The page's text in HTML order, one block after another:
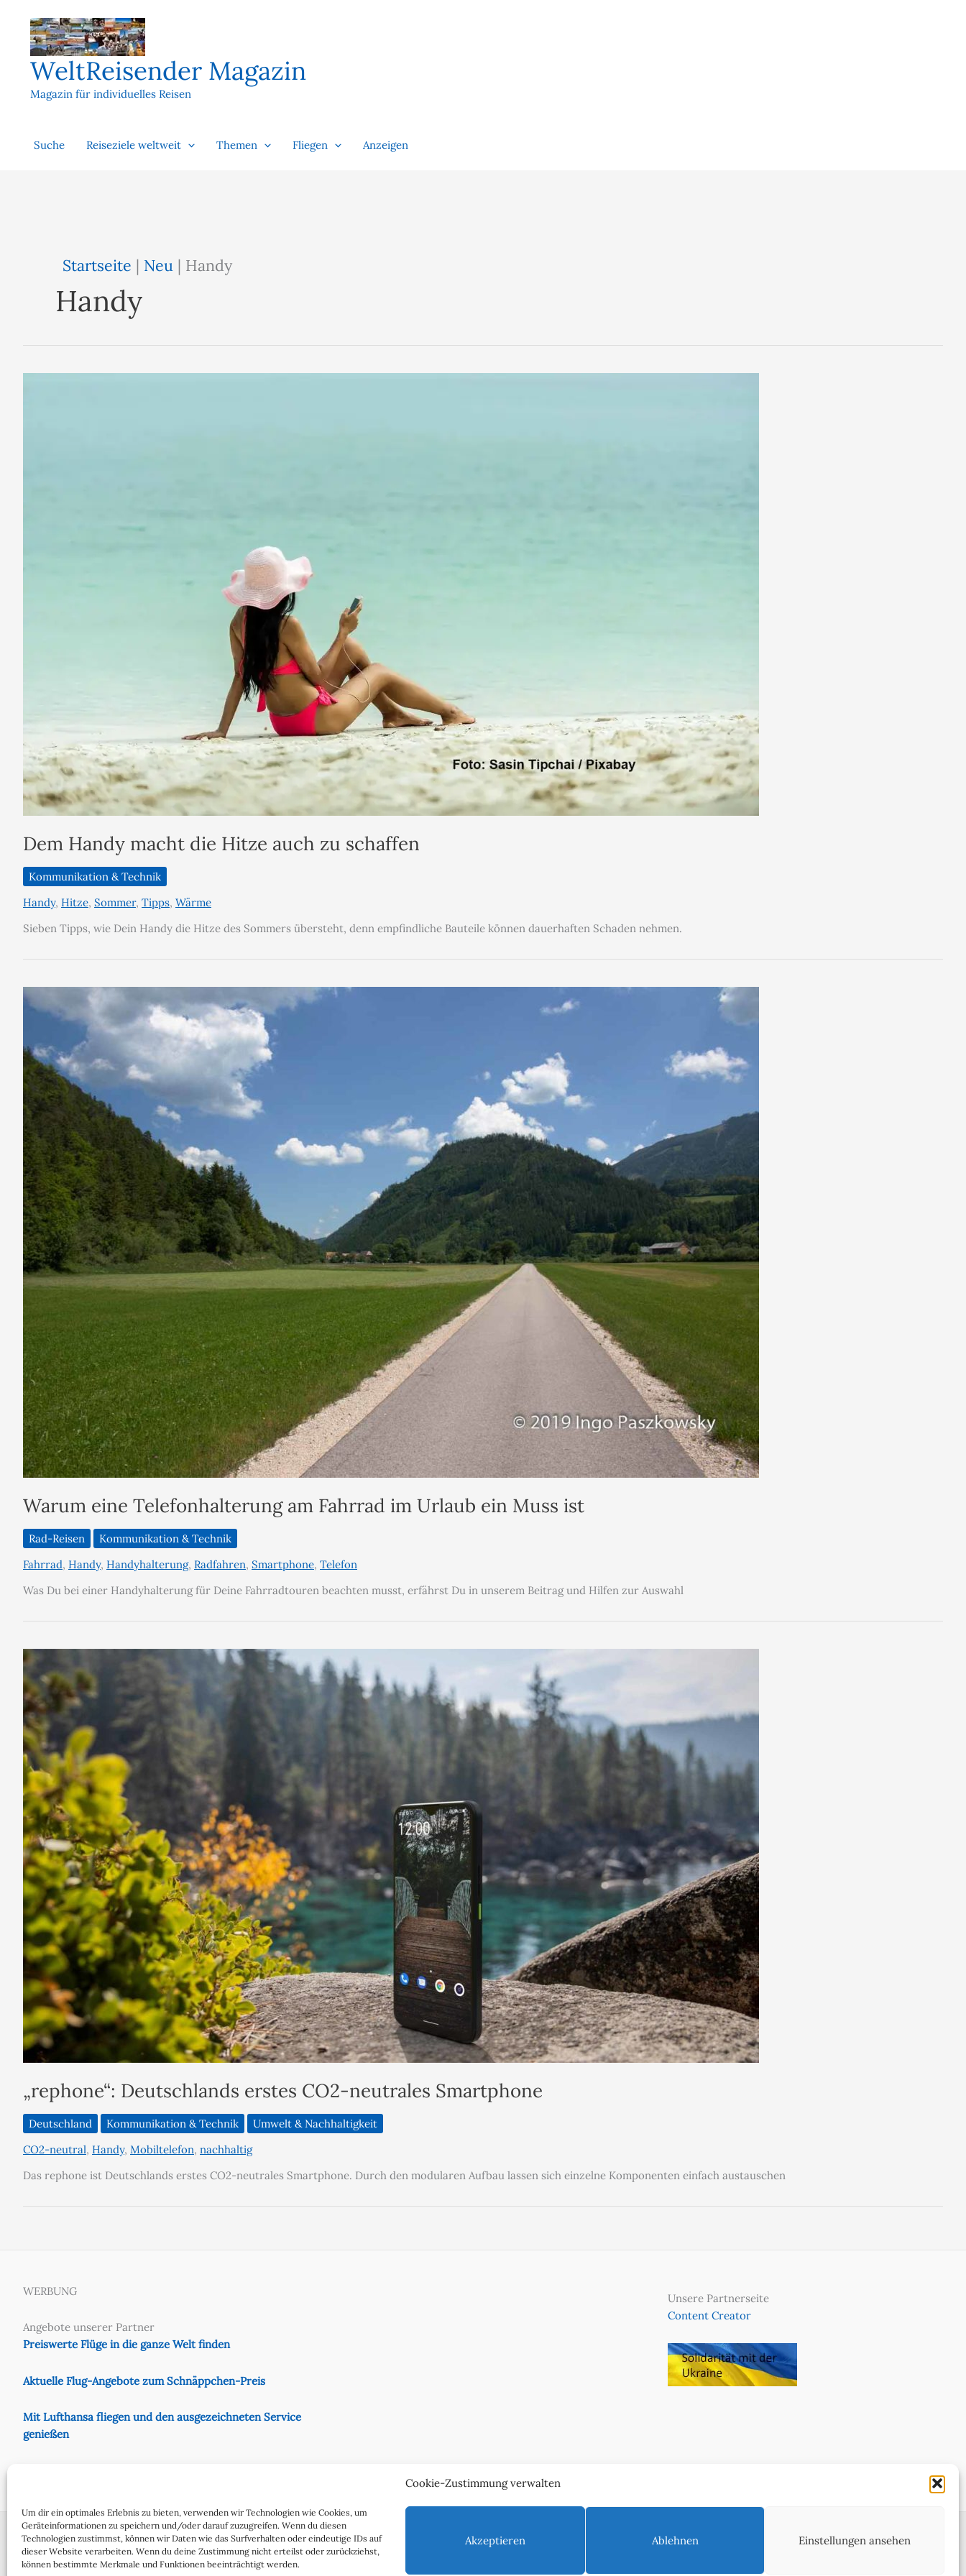
Cookie-Zustimmung verwalten
Um dir ein optimales Erlebnis zu bieten, verwenden wir Technologien wie Cookies, um
Geräteinformationen zu speichern und/oder darauf zuzugreifen. Wenn du diesen
Technologien zustimmst, können wir Daten wie das Surfverhalten oder eindeutige IDs auf
dieser Website verarbeiten. Wenn du deine Zustimmung nicht erteilst oder zurückziehst,
können bestimmte Merkmale und Funktionen beeinträchtigt werden.
Akzeptieren Ablehnen Einstellungen ansehen
springen
WeltReisender Magazin
Magazin für individuelles Reisen
Suche Reiseziele weltweit Themen Fliegen Anzeigen
Startseite | Neu | Handy
Handy
Dem Handy macht die Hitze auch zu schaffen
Kommunikation & Technik
Handy, Hitze, Sommer, Tipps, Wärme
Sieben Tipps, wie Dein Handy die Hitze des Sommers übersteht, denn empfindliche Bauteile können dauerhaften Schaden nehmen.
Warum eine Telefonhalterung am Fahrrad im Urlaub ein Muss ist
Rad-Reisen
Kommunikation & Technik
Fahrrad, Handy, Handyhalterung, Radfahren, Smartphone, Telefon
Was Du bei einer Handyhalterung für Deine Fahrradtouren beachten musst, erfährst Du in unserem Beitrag und Hilfen zur Auswahl
„rephone“: Deutschlands erstes CO2-neutrales Smartphone
Deutschland Kommunikation & Technik
Umwelt & Nachhaltigkeit
CO2-neutral, Handy, Mobiltelefon, nachhaltig
Das rephone ist Deutschlands erstes CO2-neutrales Smartphone. Durch den modularen Aufbau lassen sich einzelne Komponenten einfach austauschen
WERBUNG
Angebote unserer Partner
Preiswerte Flüge in die ganze Welt finden
Aktuelle Flug-Angebote zum Schnäppchen-Preis
Mit Lufthansa fliegen und den ausgezeichneten Service
genießen
Unsere Partnerseite
Content Creator
Cookie-Richtlinie (EU) Datenschutzerklärung